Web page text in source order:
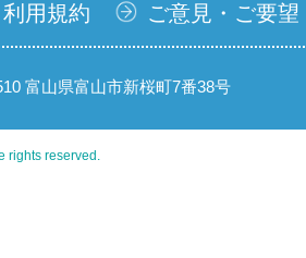
利用規約 ご意見・ご要望
富山県富山市新桜町7番38号
rights reserved.